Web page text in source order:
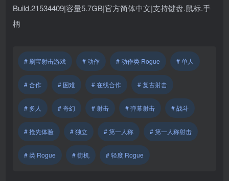
Build.21534409|容量5.7GB|官方简体中文|支持键盘.鼠标.手
柄
# 刷宝射击游戏 # 动作 # 动作类 Rogue # 单人
# 合作 # 困难 # 在线合作 # 复古射击
# 多人 # 奇幻 # 射击 # 弹幕射击 # 战斗
# 抢先体验 # 独立 # 第一人称 # 第一人称射击
# 类 Rogue # 街机 # 轻度 Rogue